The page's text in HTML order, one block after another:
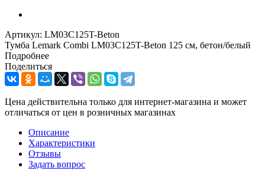
Артикул: LM03C125T-Beton
Тумба Lemark Combi LM03C125T-Beton 125 см, бетон/белый
Подробнее
Поделиться
Цена действительна только для интернет-магазина и может
отличаться от цен в розничных магазинах
Описание
Характеристики
Отзывы
Задать вопрос